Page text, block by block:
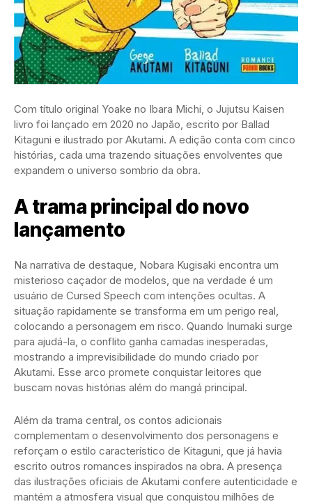
Com título original Yoake no Ibara Michi, o Jujutsu Kaisen
livro foi lançado em 2020 no Japão, escrito por Ballad
Kitaguni e ilustrado por Akutami. A edição conta com cinco
histórias, cada uma trazendo situações envolventes que
expandem o universo sombrio da obra.
A trama principal do novo
lançamento
Na narrativa de destaque, Nobara Kugisaki encontra um
misterioso caçador de modelos, que na verdade é um
usuário de Cursed Speech com intenções ocultas. A
situação rapidamente se transforma em um perigo real,
colocando a personagem em risco. Quando Inumaki surge
para ajudá-la, o conflito ganha camadas inesperadas,
mostrando a imprevisibilidade do mundo criado por
Akutami. Esse arco promete conquistar leitores que
buscam novas histórias além do mangá principal.
Além da trama central, os contos adicionais
complementam o desenvolvimento dos personagens e
reforçam o estilo característico de Kitaguni, que já havia
escrito outros romances inspirados na obra. A presença
das ilustrações oficiais de Akutami confere autenticidade e
mantém a atmosfera visual que conquistou milhões de